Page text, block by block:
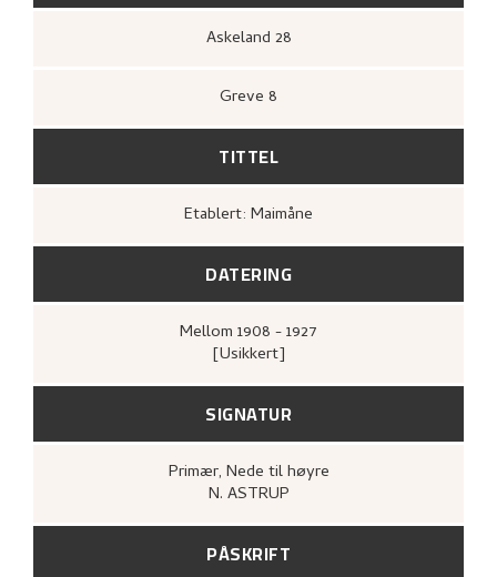
Askeland 28
Greve 8
TITTEL
Etablert: Maimåne
DATERING
Mellom 1908 - 1927
[Usikkert]
SIGNATUR
Primær, Nede til høyre
N. ASTRUP
PÅSKRIFT